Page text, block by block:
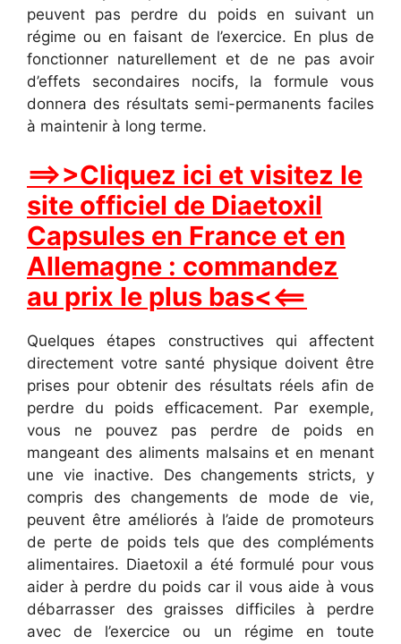
peuvent pas perdre du poids en suivant un
régime ou en faisant de l’exercice. En plus de
fonctionner naturellement et de ne pas avoir
d’effets secondaires nocifs, la formule vous
donnera des résultats semi-permanents faciles
à maintenir à long terme.
==>>Cliquez ici et visitez le
site officiel de Diaetoxil
Capsules en France et en
Allemagne : commandez
au prix le plus bas<<==
Quelques étapes constructives qui affectent
directement votre santé physique doivent être
prises pour obtenir des résultats réels afin de
perdre du poids efficacement. Par exemple,
vous ne pouvez pas perdre de poids en
mangeant des aliments malsains et en menant
une vie inactive. Des changements stricts, y
compris des changements de mode de vie,
peuvent être améliorés à l’aide de promoteurs
de perte de poids tels que des compléments
alimentaires. Diaetoxil a été formulé pour vous
aider à perdre du poids car il vous aide à vous
débarrasser des graisses difficiles à perdre
avec de l’exercice ou un régime en toute